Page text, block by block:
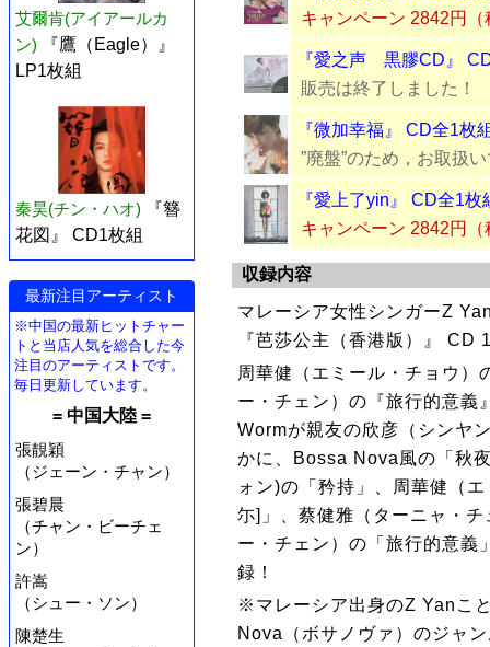
艾爾肯(アイアールカ
ン)
『鷹（Eagle）』
LP1枚組
秦昊(チン・ハオ)
『簪
花図』 CD1枚組
最新注目アーティスト
※中国の最新ヒットチャー
トと当店人気を総合した今
注目のアーティストです。
毎日更新しています。
= 中国大陸 =
張靚穎
（ジェーン・チャン）
張碧晨
（チャン・ビーチェ
ン）
許嵩
（シュー・ソン）
陳楚生
キャンペーン 2842円（
『愛之声 黒膠CD』
販売は終了しました！
『微加幸福』 CD全1枚
”廃盤”のため，お取扱
『愛上了yin』 CD全1枚
キャンペーン 2842円（
収録内容
マレーシア女性シンガーZ
『芭莎公主（香港版）』 CD
周華健（エミール・チョウ）
ー・チェン）の『旅行的意義
Wormが親友の欣彦（シンヤ
かに、Bossa Nova風の「秋
ォン)の「矜持」、周華健（
尓]」、蔡健雅（ターニャ・
ー・チェン）の「旅行的意義
録！
※マレーシア出身のZ Yanこ
Nova（ボサノヴァ）のジャ